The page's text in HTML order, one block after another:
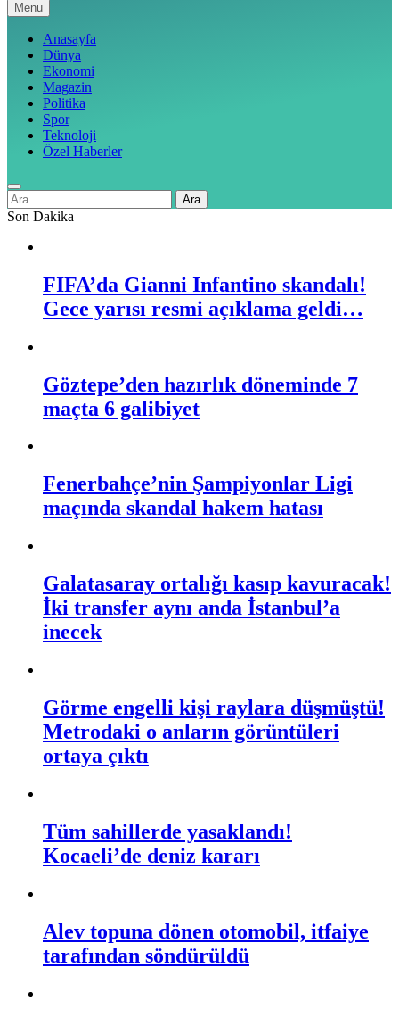
Menu
Anasayfa
Dünya
Ekonomi
Magazin
Politika
Spor
Teknoloji
Özel Haberler
Arama:
Son Dakika
FIFA’da Gianni Infantino skandalı!
Gece yarısı resmi açıklama geldi…
Göztepe’den hazırlık döneminde 7
maçta 6 galibiyet
Fenerbahçe’nin Şampiyonlar Ligi
maçında skandal hakem hatası
Galatasaray ortalığı kasıp kavuracak!
İki transfer aynı anda İstanbul’a
inecek
Görme engelli kişi raylara düşmüştü!
Metrodaki o anların görüntüleri
ortaya çıktı
Tüm sahillerde yasaklandı!
Kocaeli’de deniz kararı
Alev topuna dönen otomobil, itfaiye
tarafından söndürüldü